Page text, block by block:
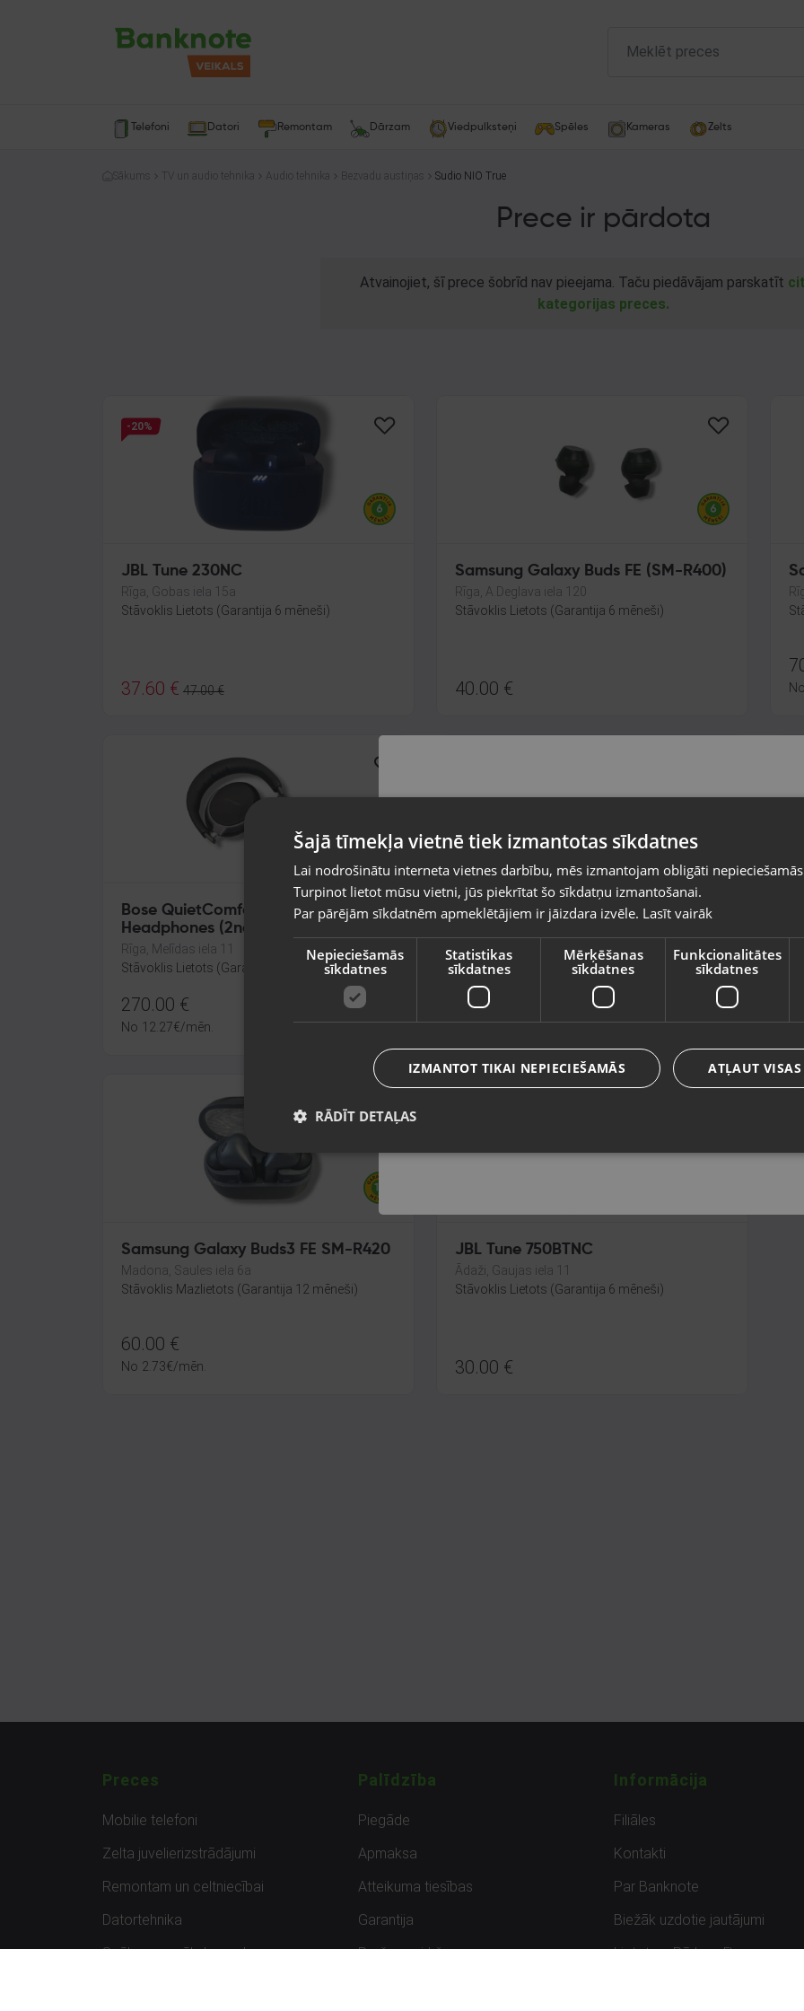
Telefoni Datori Remontam Dārzam Viedpulksteņi Spēles Kameras Zelts
Sākums TV un audio tehnika Audio tehnika Bezvadu austiņas Sudio NIO True
Prece ir pārdota
Atvainojiet, šī prece šobrīd nav pieejama. Taču piedāvājam parskatīt
kategorijas preces.
-20%
JBL Tune 230NC
Rīga, Gobas iela 15a
Stāvoklis Lietots (Garantija 6 mēneši)
37.60 € 47.00€
Samsung Galaxy Buds FE (SM-R400)
Rīga, A.Deglava iela 120
Stāvoklis Lietots (Garantija 6 mēneši)
40.00 € No
Bose QuietComfort Ultra
Headphones (2nd Gen)
Rīga, Melīdas iela 11
Stāvoklis Lietots (Garantija 6 mēneši)
270.00 €
No 12.27€/mēn.
Apple AirPods 4 (A3058, A3053,
Rīga, Kurzemes prospekts 59a
Stāvoklis Lietots (Garantija 6 mēneši)
85.00
No 3.86€/mēn.
Samsung Galaxy Buds3 FE SM-R420
Madona, Saules iela 6a
Stāvoklis Mazlietots (Garantija 12 mēneši)
60.00 €
No 2.73€/mēn.
JBL Tune 750BTNC
Ādaži, Gaujas iela 11
Stāvoklis Lietots (Garantija 6 mēneši)
30.00 €
Preces
Mobilie telefoni
Zelta juvelierizstrādājumi
Remontam un celtniecībai
Datortehnika
Spēles un spēļu konsoles
Palīdzība
Piegāde
Apmaksa
Atteikuma tiesības
Garantija
Preču uzpirkšana
Informācija
Filiāles
Kontakti
Par Banknote
Biežāk uzdotie jautājumi
Lietots – Pārbaudīts
valsti
Vietnes saturs būs attēlots izvēlētajā valodā
Valsts
Valoda
Latviešu / Latvian
Šajā tīmekļa vietnē tiek izmantotas sīkdatnes
Lai nodrošinātu interneta vietnes darbību, mēs izmantojam obligāti
Turpinot lietot mūsu vietni, jūs piekrītat šo sīkdatņu izmantošanai.
Par pārējām sīkdatnēm apmeklētājiem ir jāizdara izvēle. Lasīt vairāk
Nepieciešamās
sīkdatnes
Statistikas
sīkdatnes
Mērķēšanas
sīkdatnes
Funkcionalitātes
sīkdatnes
ATĻAUT
IZMANTOT TIKAI NEPIECIEŠAMĀS
RĀDĪT DETAĻAS